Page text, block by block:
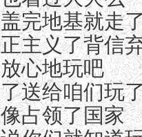
完地基就走
主义了背信
心地玩吧
送给咱们玩
占领了国家